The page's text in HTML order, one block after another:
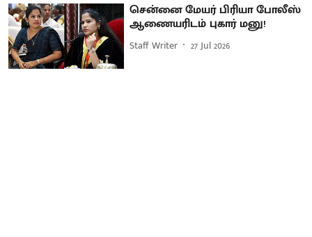
சென்னை மேயர் பிரியா போலீஸ்
ஆணையரிடம் புகார் மனு!
Staff Writer 27 Jul 2026